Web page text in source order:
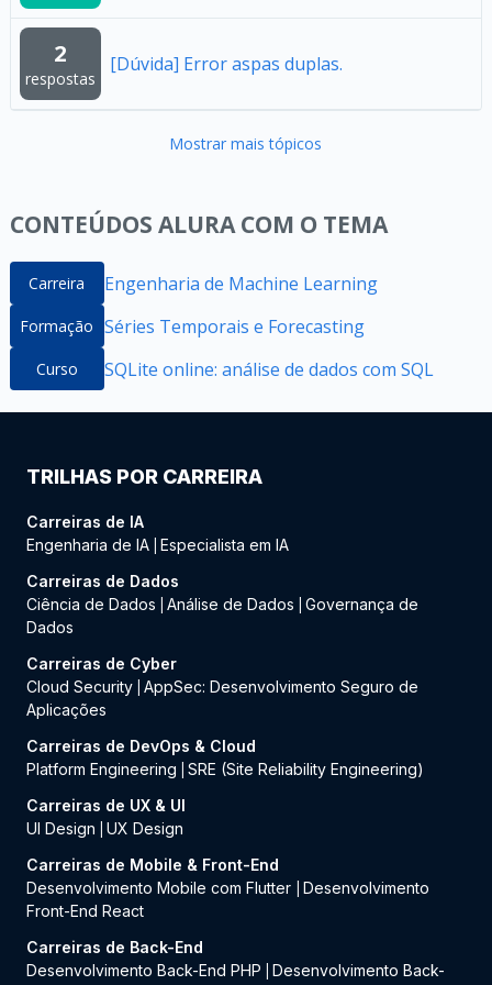
2
respostas
[Dúvida] Error aspas duplas.
Mostrar mais tópicos
CONTEÚDOS ALURA COM O TEMA
Carreira Engenharia de Machine Learning
Formação Séries Temporais e Forecasting
Curso SQLite online: análise de dados com SQL
TRILHAS POR CARREIRA
Carreiras de IA
Engenharia de IA Especialista em IA
Carreiras de Dados
Ciência de Dados
Análise de Dados
Governança de
Dados
Carreiras de Cyber
Cloud Security AppSec: Desenvolvimento Seguro de
Aplicações
Carreiras de DevOps & Cloud
Platform Engineering
SRE (Site Reliability Engineering)
Carreiras de UX & UI
UI Design
UX Design
Carreiras de Mobile & Front-End
Desenvolvimento Mobile com Flutter
Desenvolvimento
Front-End React
Carreiras de Back-End
Desenvolvimento Back-End PHP
Desenvolvimento Back-